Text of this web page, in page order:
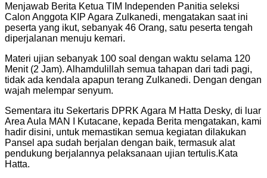
Menjawab Berita Ketua TIM Independen Panitia seleksi
Calon Anggota KIP Agara Zulkanedi, mengatakan saat ini
peserta yang ikut, sebanyak 46 Orang, satu peserta tengah
diperjalanan menuju kemari.
Materi ujian sebanyak 100 soal dengan waktu selama 120
Menit (2 Jam). Alhamdulillah semua tahapan dari tadi pagi,
tidak ada kendala apapun terang Zulkanedi. Dengan dengan
wajah melempar senyum.
Sementara itu Sekertaris DPRK Agara M Hatta Desky, di luar
Area Aula MAN I Kutacane, kepada Berita mengatakan, kami
hadir disini, untuk memastikan semua kegiatan dilakukan
Pansel apa sudah berjalan dengan baik, termasuk alat
pendukung berjalannya pelaksanaan ujian tertulis.Kata
Hatta.